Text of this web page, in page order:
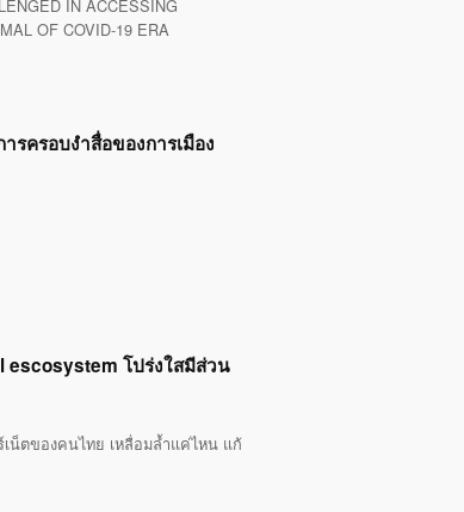
IN ACCESSING
OF COVID-19 ERA
รครอบงำสื่อของการเมือง
escosystem โปร่งใสมีส่วน
น็ตของคนไทย เหลื่อมล้ำแค่ไหน แก้